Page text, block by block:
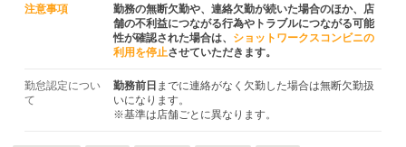
注意事項
勤務の無断欠勤や、連絡欠勤が続いた場合のほか、店
舗の不利益につながる行為やトラブルにつながる可能
性が確認された場合は、
ショットワークスコンビニの
利用を停止させていただきます。
勤怠認定につい
て
勤務前日 までに連絡がなく欠勤した場合は無断欠勤扱
いになります。
※基準は店舗ごとに異なります。